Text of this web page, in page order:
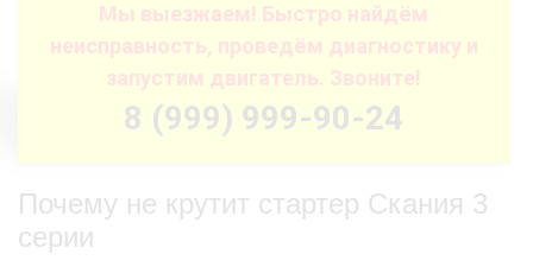
Мы выезжаем! Быстро найдём
неисправность, проведём диагностику и
запустим двигатель. Звоните!
8 (999) 999-90-24
Почему не крутит стартер Скания 3
серии